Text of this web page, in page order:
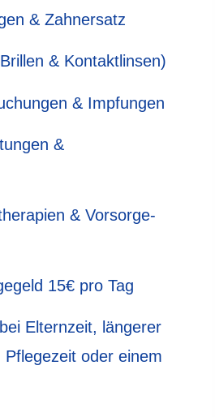
& Zahnersatz
& Kontaktlinsen)
& Impfungen
&
& Vorsorge-
15€ pro Tag
Elternzeit, längerer
oder einem